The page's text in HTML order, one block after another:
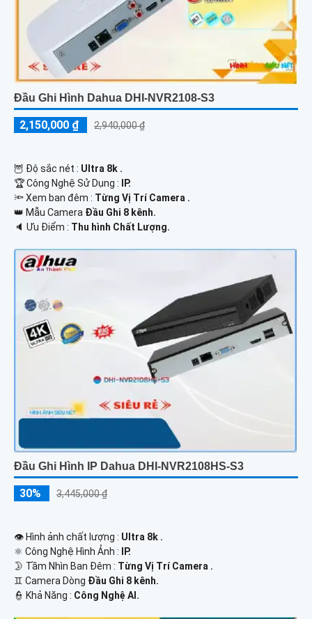
Đầu Ghi Hình Dahua DHI-NVR2108-S3
2,150,000 ₫ 2,940,000 ₫
🦉 Độ sắc nét : Ultra 8k .
🏆 Công Nghệ Sử Dụng :
IP.
🔦 Xem ban đêm : Từng Vị Trí Camera .
👑 Mẫu Camera Đầu Ghi 8 kênh.
️🔈 Ưu Điểm : Thu hình Chất Lượng.
Đầu Ghi Hình IP Dahua DHI-NVR2108HS-S3
30% 3,445,000 ₫
👁 Hình ảnh chất lượng : Ultra 8k .
⚛️ Công Nghệ Hình Ảnh :
IP.
🌛 Tầm Nhìn Ban Đêm : Từng Vị Trí Camera .
♊ Camera Dòng Đầu Ghi 8 kênh.
️👮 Khả Năng : Công Nghệ AI.